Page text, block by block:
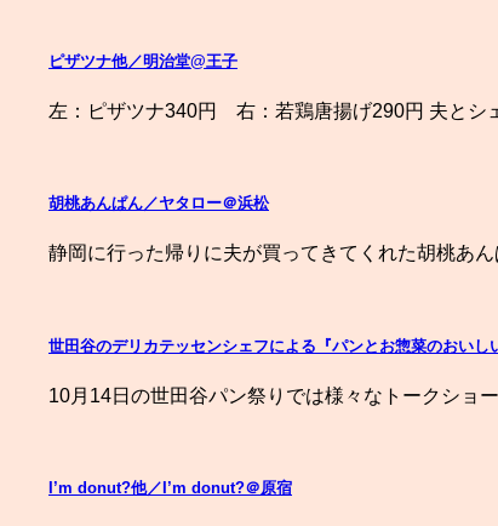
ピザツナ他／明治堂@王子
左：ピザツナ340円 右：若鶏唐揚げ290円 夫とシ
胡桃あんぱん／ヤタロー＠浜松
静岡に行った帰りに夫が買ってきてくれた胡桃あ
世田谷のデリカテッセンシェフによる『パンとお惣菜のおいし
10月14日の世田谷パン祭りでは様々なトークショ
I’m donut?他／I’m donut?＠原宿